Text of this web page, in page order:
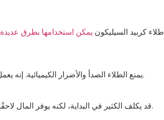
طلاء كربيد السيليكون يمكن استخدامها بطرق عديدة
يمنع الطلاء الصدأ والأضرار الكيميائية. إنه يعمل بشكل جيد في الأماكن الصعبة مثل المصانع وأنظمة الطاقة الخضراء.
قد يكلف الكثير في البداية، لكنه يوفر المال لاحقًا. إنه يحتاج إلى إصلاح أقل ويعمل بكفاءة أكبر، مما يجعله يستحق العناء.